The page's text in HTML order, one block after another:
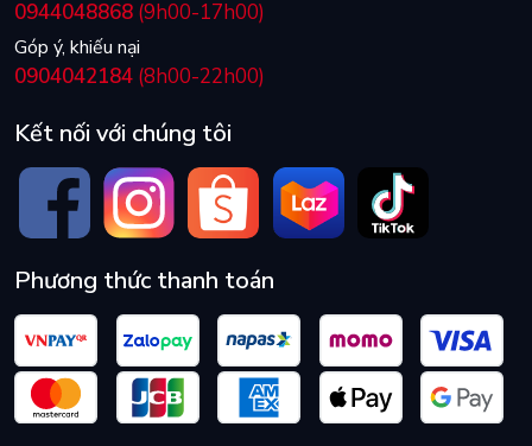
0944048868 (9h00-17h00)
Góp ý, khiếu nại
0904042184 (8h00-22h00)
Kết nối với chúng tôi
Phương thức thanh toán